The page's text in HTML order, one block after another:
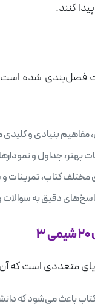
کنند.
۲۰ شیمی ۳ به
مفاهیم بنیادی و
بهتر، جداول و
کتاب، تمرینات و
دقیق به سوالات و
باعث می‌شود که